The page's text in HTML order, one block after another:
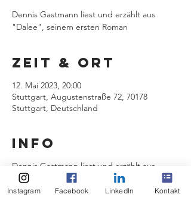
Dennis Gastmann liest und erzählt aus
"Dalee", seinem ersten Roman
Zeit & Ort
12. Mai 2023, 20:00
Stuttgart, Augustenstraße 72, 70178
Stuttgart, Deutschland
INFO
Dennis Gastmann liest und erzählt aus
"Dalee", seinem ersten Roman
KARTEN
Instagram Facebook LinkedIn Kontakt